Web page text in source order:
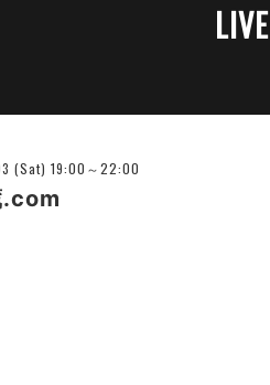
LIVE
(Sat) 19:00～22:00
.com